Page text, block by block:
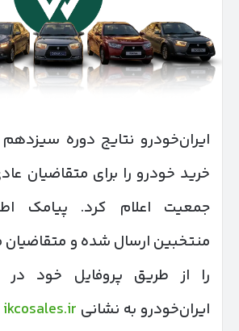
ایران‌خودرو نتایج دوره
خرید خودرو را برای متقاضیان
جمعیت اعلام کرد. پیامک
منتخبین ارسال شده و متقاضیان
را از طریق پروفایل خود
ایران‌خودرو به نشانی ikcosales.ir